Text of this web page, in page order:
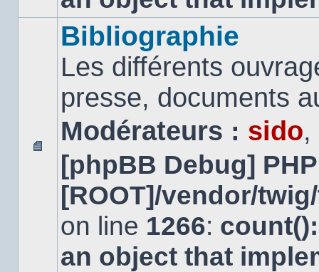
Aucun
message
non
Bibliographie
Les différents
presse, documents
Modérateurs : sido,
[phpBB Debug]
[ROOT]/vendor/
on line 1266:
an object that